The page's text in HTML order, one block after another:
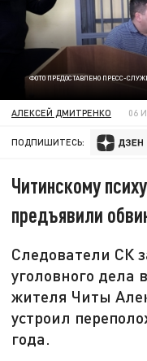
ФОТО ПРЕДОСТАВЛЕНО ПРЕСС-
АЛЕКСЕЙ ДМИТРЕНКО 06
ПОДПИШИТЕСЬ:
Читинскому
предъявили
Следователи СК
уголовного дела
жителя Читы
устроил
года.